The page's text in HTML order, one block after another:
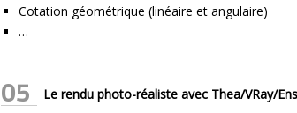
Cotation géométrique (linéaire et angulaire)
…
05 Le rendu photo-réaliste avec Thea/VRay/